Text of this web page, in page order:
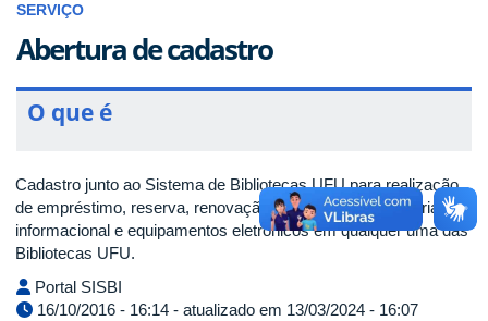
SERVIÇO
Abertura de cadastro
O que é
Cadastro junto ao Sistema de Bibliotecas UFU para realização
de empréstimo, reserva, renovação e devolução de material
informacional e equipamentos eletrônicos em qualquer uma das
Bibliotecas UFU.
Portal SISBI
16/10/2016 - 16:14 - atualizado em 13/03/2024 - 16:07